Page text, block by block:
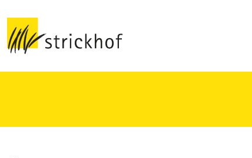
Wir fördern Wissen und Zusammenarbeit für
Konsumentinnen und Konsumenten mit
Schweiz.